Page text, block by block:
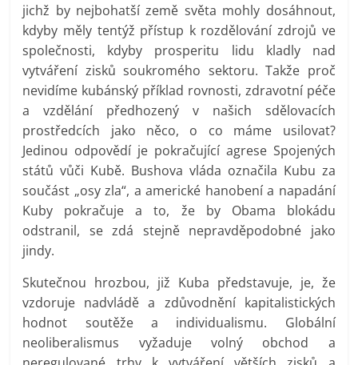
jichž by nejbohatší země světa mohly dosáhnout,
kdyby měly tentýž přístup k rozdělování zdrojů ve
společnosti, kdyby prosperitu lidu kladly nad
vytváření zisků soukromého sektoru. Takže proč
nevidíme kubánský příklad rovnosti, zdravotní péče
a vzdělání předhozený v našich sdělovacích
prostředcích jako něco, o co máme usilovat?
Jedinou odpovědí je pokračující agrese Spojených
států vůči Kubě. Bushova vláda označila Kubu za
součást „osy zla“, a americké hanobení a napadání
Kuby pokračuje a to, že by Obama blokádu
odstranil, se zdá stejně nepravděpodobné jako
jindy.
Skutečnou hrozbou, již Kuba představuje, je, že
vzdoruje nadvládě a zdůvodnění kapitalistických
hodnot soutěže a individualismu. Globální
neoliberalismus vyžaduje volný obchod a